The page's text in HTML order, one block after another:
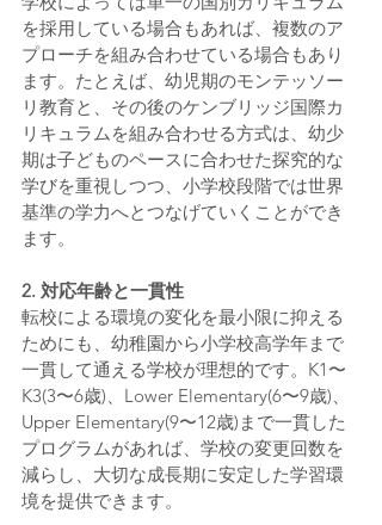
を採用している場合もあれば、複数のア
プローチを組み合わせている場合もあり
ます。たとえば、幼児期のモンテッソー
リ教育と、その後のケンブリッジ国際カ
リキュラムを組み合わせる方式は、幼少
期は子どものペースに合わせた探究的な
学びを重視しつつ、小学校段階では世界
基準の学力へとつなげていくことができ
ます。
2. 対応年齢と一貫性
転校による環境の変化を最小限に抑える
ためにも、幼稚園から小学校高学年まで
一貫して通える学校が理想的です。K1〜
K3(3〜6歳)、Lower Elementary(6〜9歳)、
Upper Elementary(9〜12歳)まで一貫した
プログラムがあれば、学校の変更回数を
減らし、大切な成長期に安定した学習環
境を提供できます。